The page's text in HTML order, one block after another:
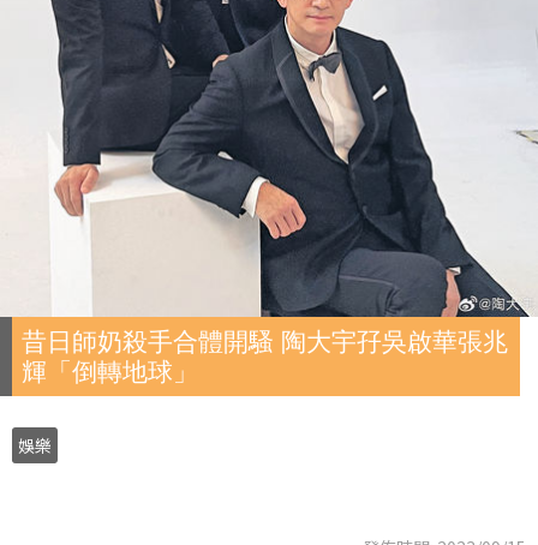
昔日師奶殺手合體開騷 陶大宇孖吳啟華張兆
輝「倒轉地球」
娛樂